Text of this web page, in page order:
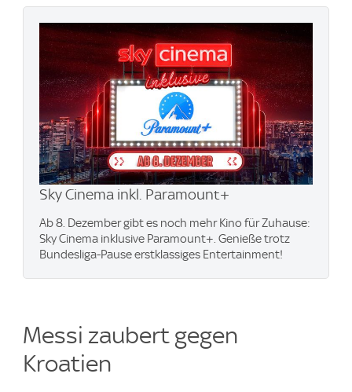
Sky Cinema inkl. Paramount+
Ab 8. Dezember gibt es noch mehr Kino für Zuhause:
Sky Cinema inklusive Paramount+. Genieße trotz
Bundesliga-Pause erstklassiges Entertainment!
Messi zaubert gegen
Kroatien